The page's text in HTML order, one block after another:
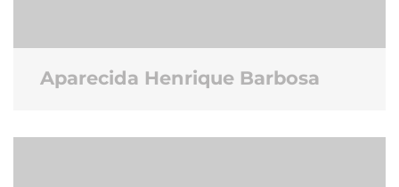
Aparecida Henrique Barbosa